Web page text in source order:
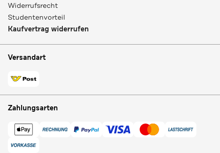
Widerrufsrecht
Studentenvorteil
Kaufvertrag widerrufen
Versandart
Zahlungsarten